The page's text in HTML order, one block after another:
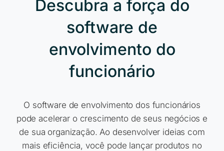
Descubra a força do
software de
envolvimento do
funcionário
O software de envolvimento dos funcionários
pode acelerar o crescimento de seus negócios e
de sua organização. Ao desenvolver ideias com
mais eficiência, você pode lançar produtos no